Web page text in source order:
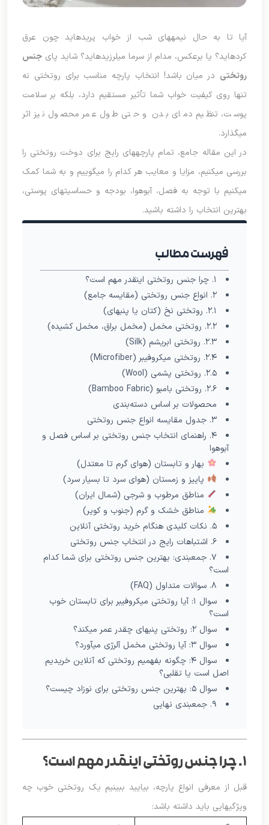
آیا تا به حال نیمههای شب از خواب پریدهاید چون عرق
کردهاید؟ یا برعکس، مدام از سرما میلرزیدهاید؟ شاید پای جنس
روتختی در میان باشد! انتخاب پارچه مناسب برای روتختی نه
تنها روی کیفیت خواب شما تأثیر مستقیم دارد، بلکه بر سلامت
پوست، تنظیم دمای بدن و حتی طول عمر محصول نیز اثر
میگذارد.
در این مقاله جامع، تمام پارچههای رایج برای دوخت روتختی را
بررسی میکنیم، مزایا و معایب هر کدام را میگوییم و به شما کمک
میکنیم با توجه به فصل، آبوهوا، بودجه و حساسیتهای پوستی،
بهترین انتخاب را داشته باشید.
فهرست مطالب
۱. چرا جنس روتختی اینقدر مهم است؟
۲. انواع جنس روتختی (مقایسه جامع)
۲.۱. روتختی نخ (کتان یا پنبهای)
۲.۲. روتختی مخمل (مخمل براق، مخمل کشیده)
۲.۳. روتختی ابریشم (Silk)
۲.۴. روتختی میکروفیبر (Microfiber)
۲.۵. روتختی پشمی (Wool)
۲.۶. روتختی بامبو (Bamboo Fabric)
محصولات بر اساس دسته‌بندی
۳. جدول مقایسه انواع جنس روتختی
۴. راهنمای انتخاب جنس روتختی بر اساس فصل و
آبوهوا
بهار و تابستان (هوای گرم تا معتدل)
پاییز و زمستان (هوای سرد تا بسیار سرد)
مناطق مرطوب و شرجی (شمال ایران)
مناطق خشک و گرم (جنوب و کویر)
۵. نکات کلیدی هنگام خرید روتختی آنلاین
۶. اشتباهات رایج در انتخاب جنس روتختی
۷. جمعبندی: بهترین جنس روتختی برای شما کدام
است؟
۸. سوالات متداول (FAQ)
سوال ۱: آیا روتختی میکروفیبر برای تابستان خوب
است؟
سوال ۲: روتختی پنبهای چقدر عمر میکند؟
سوال ۳: آیا روتختی مخمل آلرژی میآورد؟
سوال ۴: چگونه بفهمیم روتختی که آنلاین خریدیم
اصل است یا تقلبی؟
سوال ۵: بهترین جنس روتختی برای نوزاد چیست؟
۹. جمعبندی نهایی
۱. چرا جنس روتختی اینقدر مهم است؟
قبل از معرفی انواع پارچه، بیایید ببینیم یک روتختی خوب چه
ویژگیهایی باید داشته باشد: